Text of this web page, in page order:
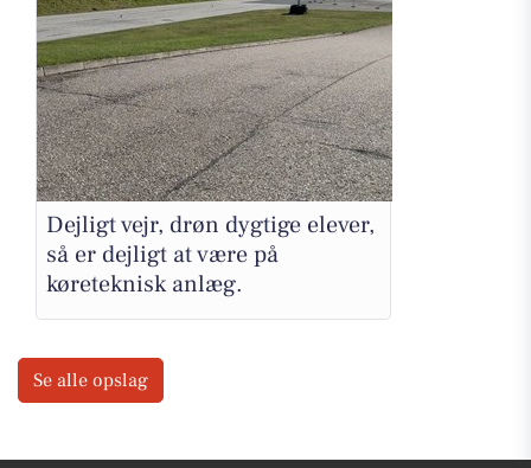
Dejligt vejr, drøn dygtige elever,
så er dejligt at være på
køreteknisk anlæg.
Se alle opslag